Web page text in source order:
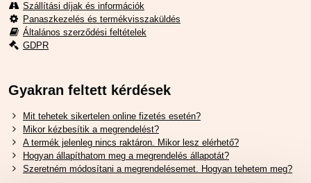
Szállítási díjak és információk
Panaszkezelés és termékvisszaküldés
Általános szerződési feltételek
GDPR
Gyakran feltett kérdések
Mit tehetek sikertelen online fizetés esetén?
Mikor kézbesítik a megrendelést?
A termék jelenleg nincs raktáron. Mikor lesz elérhető?
Hogyan állapíthatom meg a megrendelés állapotát?
Szeretném módosítani a megrendelésemet. Hogyan tehetem meg?